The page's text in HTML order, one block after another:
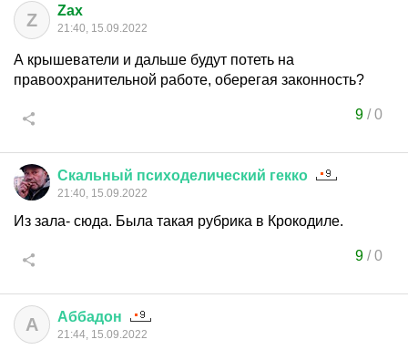
Z Zax
21:40, 15.09.2022
А крышеватели и дальше будут потеть на
правоохранительной работе, оберегая законность?
9/0
Скальный психоделический гекко
21:40, 15.09.2022
Из зала- сюда. Была такая рубрика в Крокодиле.
9/0
А Аббадон
21:44, 15.09.2022